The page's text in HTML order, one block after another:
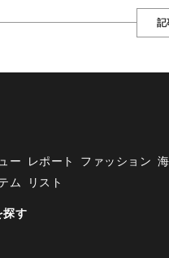
記
ー レポート ファッション
ム
リスト
探す